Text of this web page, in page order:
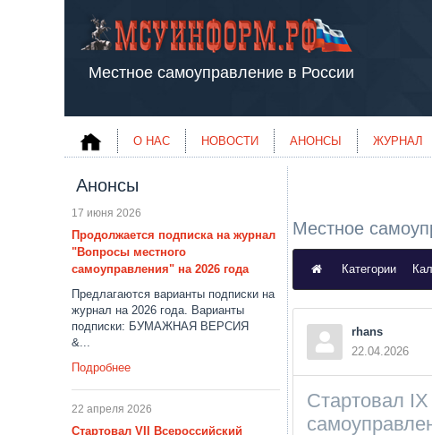
Местное самоуправление в России
О НАС НОВОСТИ АНОНСЫ ЖУРНАЛ
Анонсы
17 июня 2026
Продолжается подписка на журнал
"Вопросы местного
самоуправления" на 2026 года
Предлагаются варианты подписки на
журнал на 2026 года. Варианты
подписки: БУМАЖНАЯ ВЕРСИЯ
&...
Подробнее
22 апреля 2026
Стартовал VII Всероссийский
Местное
Категории
rhans
22.04.2026
Стартовал